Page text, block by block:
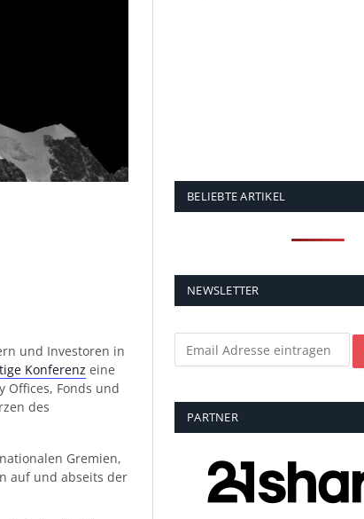
und Investoren in
Konferenz eine
Offices, Fonds und
des
Gremien,
auf und abseits der
BELIEBTE ARTIKEL
NEWSLETTER
PARTNER